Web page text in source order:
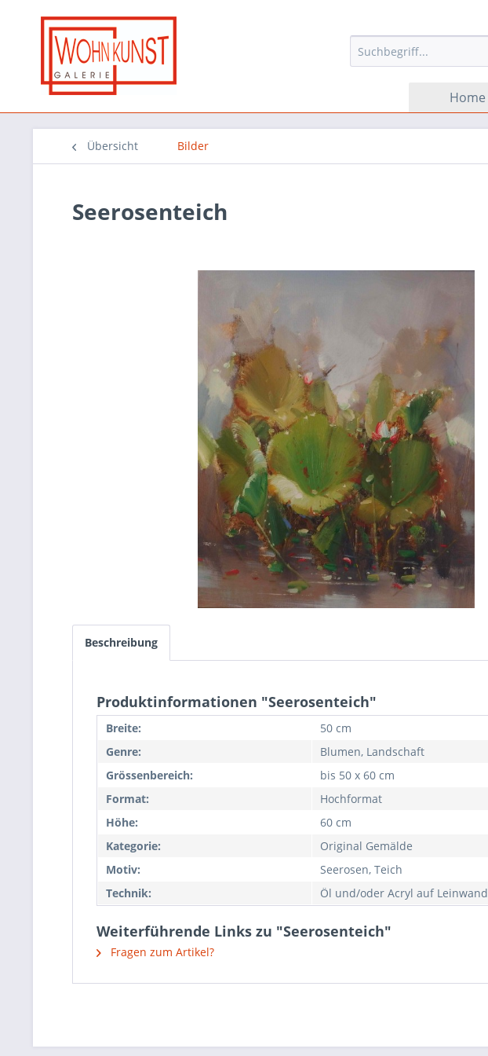
Home
Übersicht Bilder
Seerosenteich
Beschreibung
Produktinformationen "Seerosenteich"
Breite:
50 cm
Genre:
Blumen, Landschaft
Grössenbereich:
bis 50 x 60 cm
Format:
Hochformat
Höhe:
60 cm
Kategorie:
Original Gemälde
Motiv:
Seerosen, Teich
Technik:
Öl und/oder Acryl auf Leinwand
Weiterführende Links zu "Seerosenteich"
Fragen zum Artikel?